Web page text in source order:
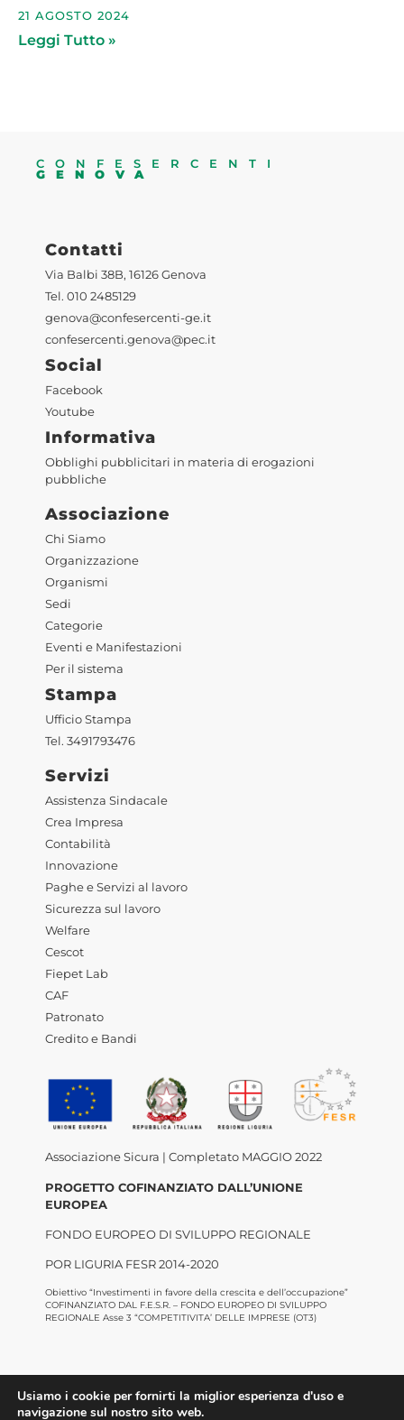
21 AGOSTO 2024
Leggi Tutto »
CONFESERCENTI
GENOVA
Contatti
Via Balbi 38B, 16126 Genova
Tel. 010 2485129
genova@confesercenti-ge.it
confesercenti.genova@pec.it
Social
Facebook
Youtube
Informativa
Obblighi pubblicitari in materia di erogazioni
pubbliche
Associazione
Chi Siamo
Organizzazione
Organismi
Sedi
Categorie
Eventi e Manifestazioni
Per il sistema
Stampa
Ufficio Stampa
Tel. 3491793476
Servizi
Assistenza Sindacale
Crea Impresa
Contabilità
Innovazione
Paghe e Servizi al lavoro
Sicurezza sul lavoro
Welfare
Cescot
Fiepet Lab
CAF
Patronato
Credito e Bandi
Associazione Sicura | Completato MAGGIO 2022
PROGETTO COFINANZIATO DALL’UNIONE
EUROPEA
FONDO EUROPEO DI SVILUPPO REGIONALE
POR LIGURIA FESR 2014-2020
Obiettivo “Investimenti in favore della crescita e dell’occupazione”
COFINANZIATO DAL F.E.S.R. – FONDO EUROPEO DI SVILUPPO
REGIONALE Asse 3 “COMPETITIVITA’ DELLE IMPRESE (OT3)
Usiamo i cookie per fornirti la miglior esperienza d'uso e
navigazione sul nostro sito web.